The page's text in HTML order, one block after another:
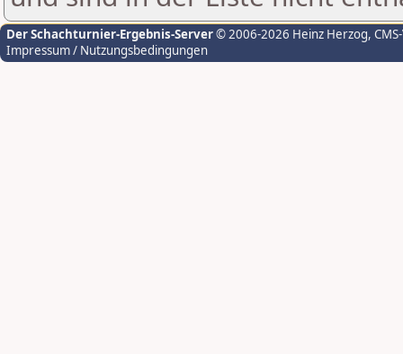
Der Schachturnier-Ergebnis-Server© 2006-2026 Heinz Herzog,
Impressum / Nutzungsbedingungen